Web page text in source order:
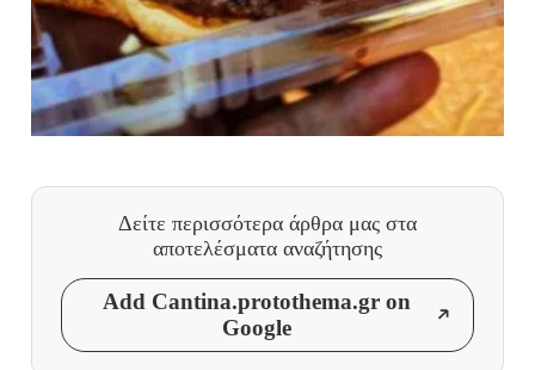
Δείτε περισσότερα άρθρα μας στα
αποτελέσματα αναζήτησης
Add Cantina.protothema.gr on
Google